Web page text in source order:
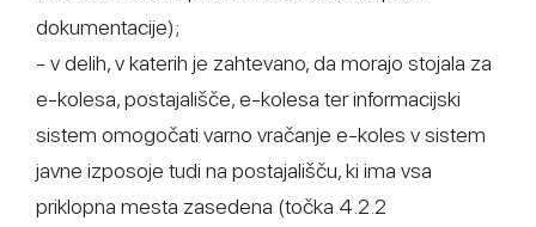
dokumentacije);
- v delih, v katerih je zahtevano, da morajo stojala za
e-kolesa, postajališče, e-kolesa ter informacijski
sistem omogočati varno vračanje e-koles v sistem
javne izposoje tudi na postajališču, ki ima vsa
priklopna mesta zasedena (točka 4.2.2